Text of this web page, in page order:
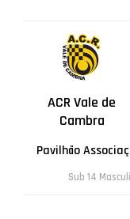
ACR Vale de
Cambra
Pavilhão
Sub 14